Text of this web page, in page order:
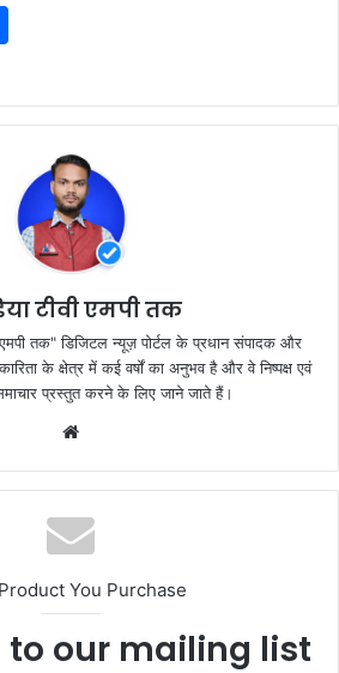
ar
e
टीवी एमपी तक
एमपी तक" डिजिटल न्यूज़ पोर्टल के प्रधान संपादक और
के क्षेत्र में कई वर्षों का अनुभव है और वे निष्पक्ष एवं
प्रस्तुत करने के लिए जाने जाते हैं।
You Purchase
to our mailing list